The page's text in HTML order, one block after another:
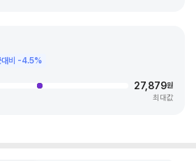
로이드, 면역억제제 등의 치료) 또는 생물학적 제
반응이 소실되거나 또는 내약성이 없는 성인(18
활동성 궤양성 대장염의 치료
로이드, 면역억제제 등의 치료) 또는 생물학적 제
, 반응이 소실되거나 또는 내약성이 없는 성인(18
대비 -4.5%
27,879원
최대값